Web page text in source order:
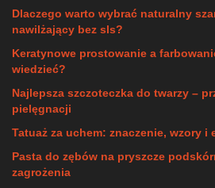
Dlaczego warto wybrać naturalny
nawilżający bez sls?
Keratynowe prostowanie a
wiedzieć?
Najlepsza szczoteczka do twarzy –
pielęgnacji
Tatuaż za uchem: znaczenie, wzory
Pasta do zębów na pryszcze
zagrożenia